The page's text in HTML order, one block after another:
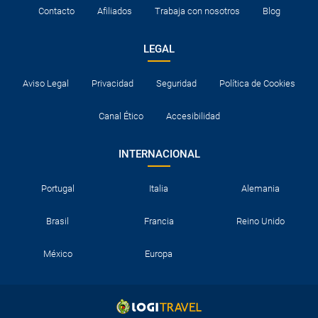
¿Necesito visado para poder ir a ...?
¿Cuántas veces debo imprimir el bono de los
Contacto Afiliados Trabaja con nosotros Blog
LEGAL
Aviso Legal Privacidad Seguridad Política de Cookies
Canal Ético Accesibilidad
INTERNACIONAL
Portugal Italia Alemania
Brasil Francia Reino Unido
México Europa